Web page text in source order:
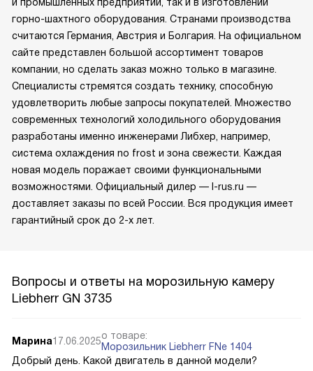
и промышленных предприятий, так и в изготовлении
горно-шахтного оборудования. Странами производства
считаются Германия, Австрия и Болгария. На официальном
сайте представлен большой ассортимент товаров
компании, но сделать заказ можно только в магазине.
Специалисты стремятся создать технику, способную
удовлетворить любые запросы покупателей. Множество
современных технологий холодильного оборудования
разработаны именно инженерами Либхер, например,
система охлаждения no frost и зона свежести. Каждая
новая модель поражает своими функциональными
возможностями. Официальный дилер — l-rus.ru —
доставляет заказы по всей России. Вся продукция имеет
гарантийный срок до 2-х лет.
Вопросы и ответы на морозильную камеру
Liebherr GN 3735
Марина17.06.2025о товаре:
Морозильник Liebherr FNe 1404
Добрый день. Какой двигатель в данной модели?